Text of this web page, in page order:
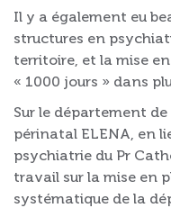
Il y a également eu
structures en
territoire, et la mise
« 1000 jours » dans
Sur le département de
périnatal ELENA, en
psychiatrie du Pr
travail sur la mise en
systématique de la